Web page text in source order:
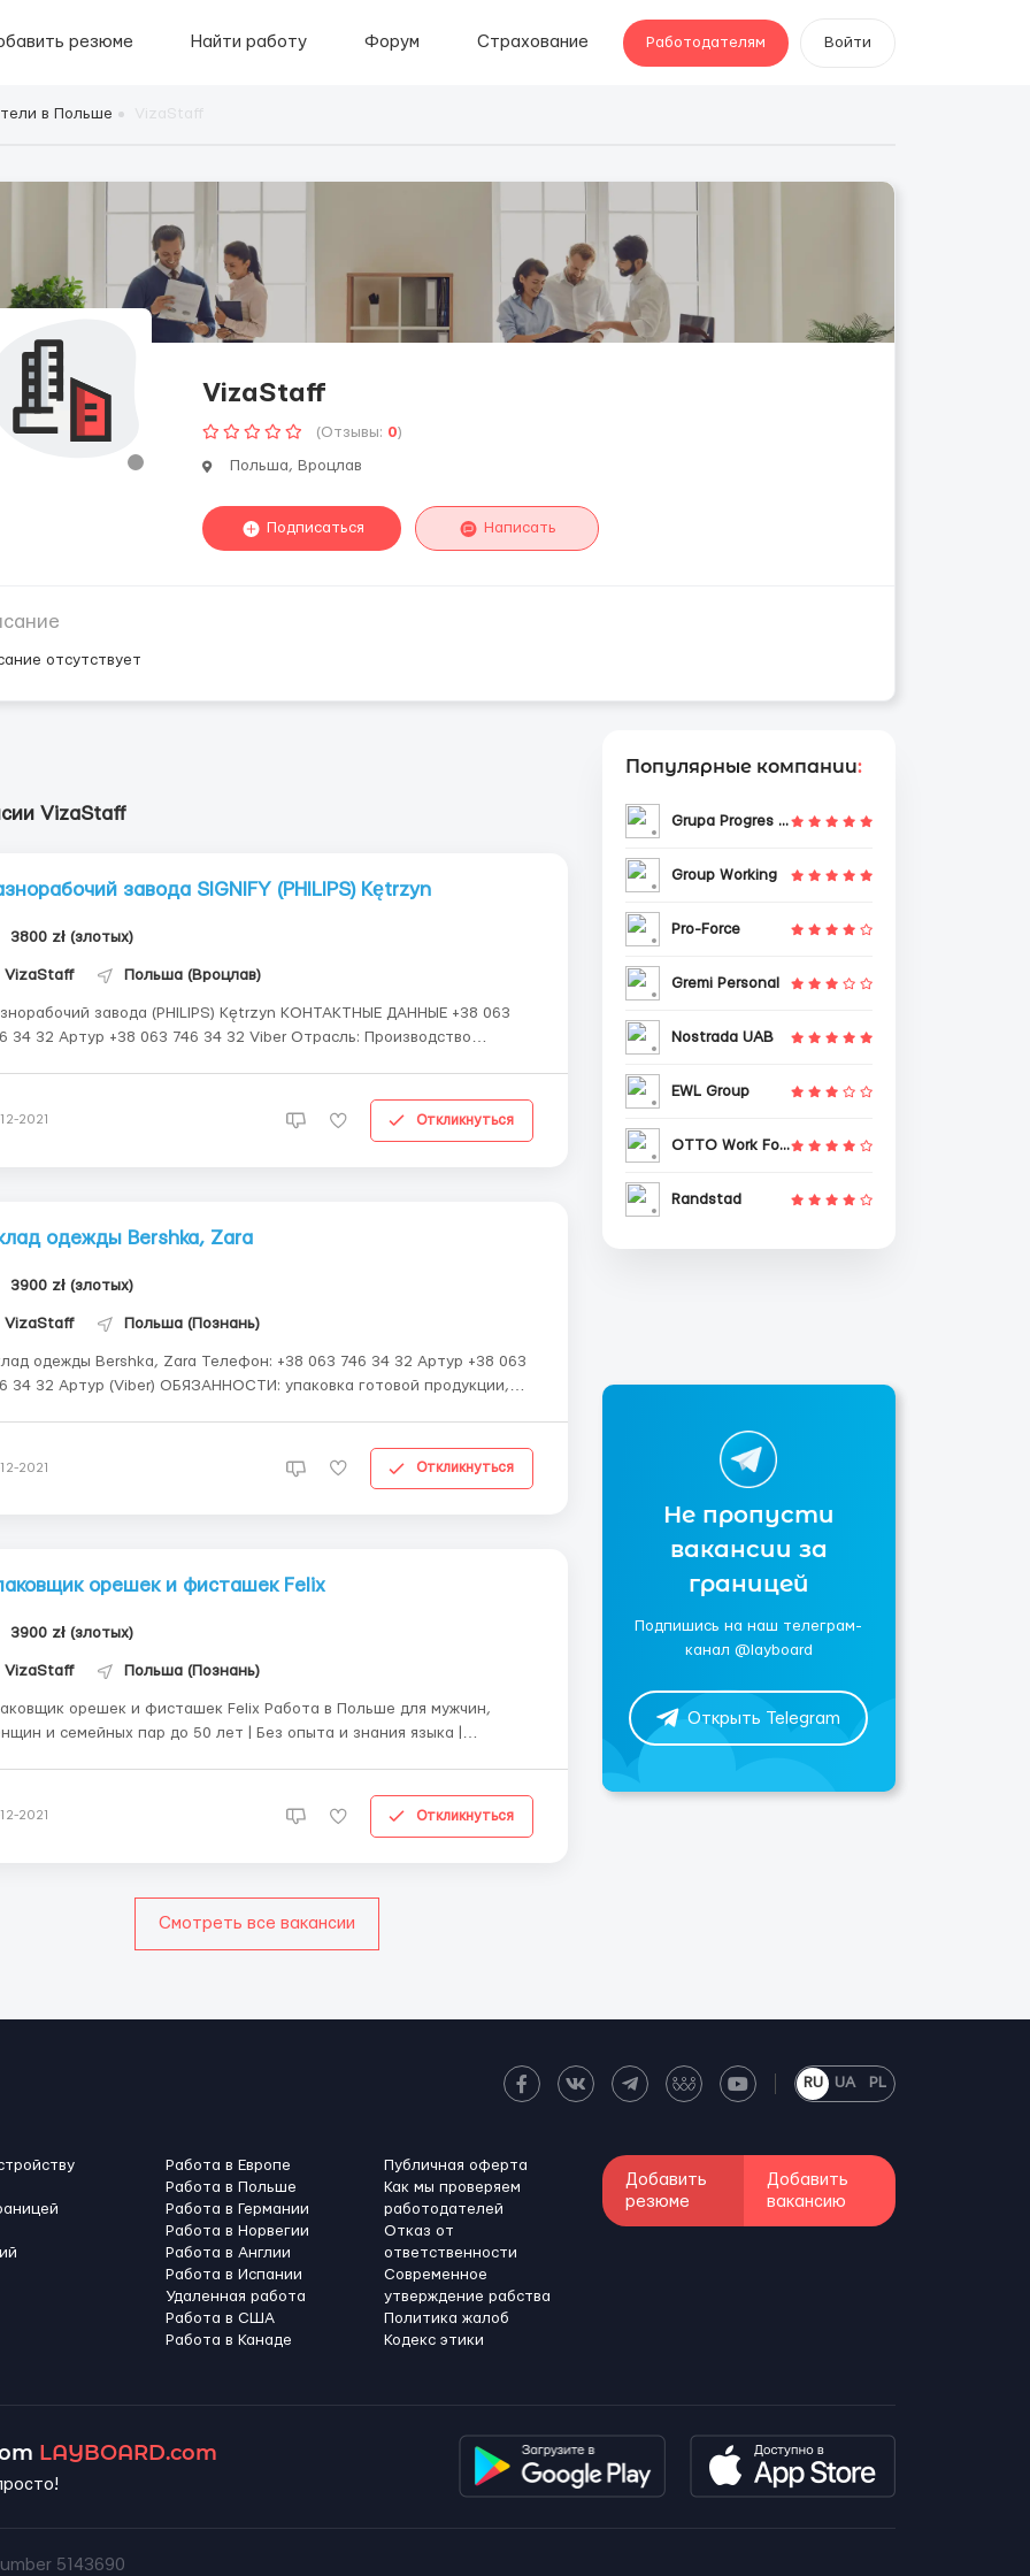
резюме Найти работу Форум Страхование Работодателям Войти
в Польше
VizaStaff
(Отзывы: 0)
Польша, Вроцлав
Подписаться Написать
отсутствует
VizaStaff
завода SIGNIFY (PHILIPS) Kętrzyn
3800 zł (злотых)
VizaStaff Польша (Вроцлав)
завода (PHILIPS) Kętrzyn КОНТАКТНЫЕ ДАННЫЕ +38 063
+38 063 746 34 32 Viber Отрасль: Производство
2021 Откликнуться
одежды Bershka, Zara
3900 zł (злотых)
VizaStaff Польша (Познань)
Bershka, Zara Телефон: +38 063 746 34 32 Артур +38 063
Артур (Viber) ОБЯЗАННОСТИ: упаковка готовой продукции,
2021 Откликнуться
орешек и фисташек Felix
3900 zł (злотых)
VizaStaff Польша (Познань)
орешек и фисташек Felix Работа в Польше для мужчин,
и семейных пар до 50 лет | Без опыта и знания языка |
12-2021 Откликнуться
Смотреть все вакансии
Популярные компании:
Grupa Progres Sp. z o.o.
Group Working
Pro-Force
Gremi Personal
Nostrada UAB
EWL Group
OTTO Work Force
Randstad
Не пропусти
вакансии за
границей
Подпишись на наш телеграм-
канал @layboard
Открыть Telegram
RU UA PL
Работа в Европе
Работа в Польше
Работа в Германии
Работа в Норвегии
Работа в Англии
Работа в Испании
Удаленная работа
Работа в США
Работа в Канадe
Публичная оферта
Как мы проверяем
работодателей
Отказ от
ответственности
Современное
утверждение рабства
Политика жалоб
Кодекс этики
Добавить
резюме
Добавить
вакансию
LAYBOARD.com
5143690